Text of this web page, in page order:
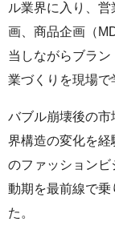
ル業界に入り、営
画、商品企画（
当しながらブラン
業づくりを現場で
バブル崩壊後の市
界構造の変化を経
のファッションビ
動期を最前線で乗
た。